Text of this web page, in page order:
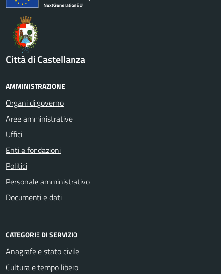
Città di Castellanza
AMMINISTRAZIONE
Organi di governo
Aree amministrative
Uffici
Enti e fondazioni
Politici
Personale amministrativo
Documenti e dati
CATEGORIE DI SERVIZIO
Anagrafe e stato civile
Cultura e tempo libero